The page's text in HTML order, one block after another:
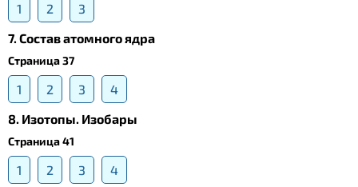
1 2
3
7. Состав атомного ядра
Страница 37
1 2 3
4
8. Изотопы. Изобары
Страница 41
1 2 3
4